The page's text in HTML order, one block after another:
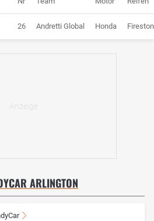
26 Andretti Global Honda
ARLINGTON